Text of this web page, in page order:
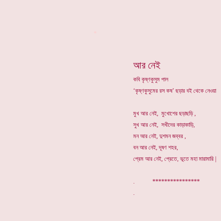
আর নেই
কবি কৃষ্ণকুসুম পাল
‘কৃষ্ণকুসুমের রস কষ’ ছড়ার বই থেকে নেওয়া
মুখ আর নেই, মুখোশের ছড়াছড়ি ,
সুখ আর নেই, সখীদের কাড়াকাড়ি,
মন আর নেই, দুশমন জব্বর ,
বন আর নেই, দূষণ শহর,
প্রেম আর নেই, প্রেতে, ভূতে মহা মারামারি |
. ****************